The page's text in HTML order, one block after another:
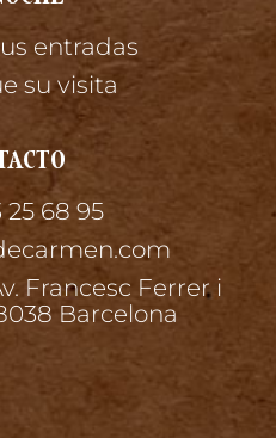
entradas
su visita
25 68 95
Francesc Ferrer i
Barcelona